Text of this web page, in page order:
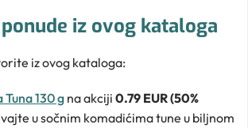
iz ovog kataloga
iz ovog kataloga:
Tuna 130 g na akciji 0.79 EUR (50%
u sočnim komadićima tune u biljnom